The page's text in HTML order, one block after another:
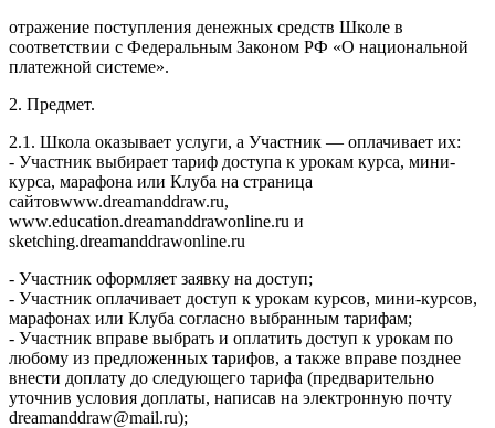
отражение поступления денежных средств Школе в
соответствии с Федеральным Законом РФ «О национальной
платежной системе».
2. Предмет.
2.1. Школа оказывает услуги, а Участник — оплачивает их:
- Участник выбирает тариф доступа к урокам курса, мини-
курса, марафона или Клуба на страница
сайтовwww.dreamanddraw.ru,
www.education.dreamanddrawonline.ru и
sketching.dreamanddrawonline.ru
- Участник оформляет заявку на доступ;
- Участник оплачивает доступ к урокам курсов, мини-курсов,
марафонах или Клуба согласно выбранным тарифам;
- Участник вправе выбрать и оплатить доступ к урокам по
любому из предложенных тарифов, а также вправе позднее
внести доплату до следующего тарифа (предварительно
уточнив условия доплаты, написав на электронную почту
dreamanddraw@mail.ru);